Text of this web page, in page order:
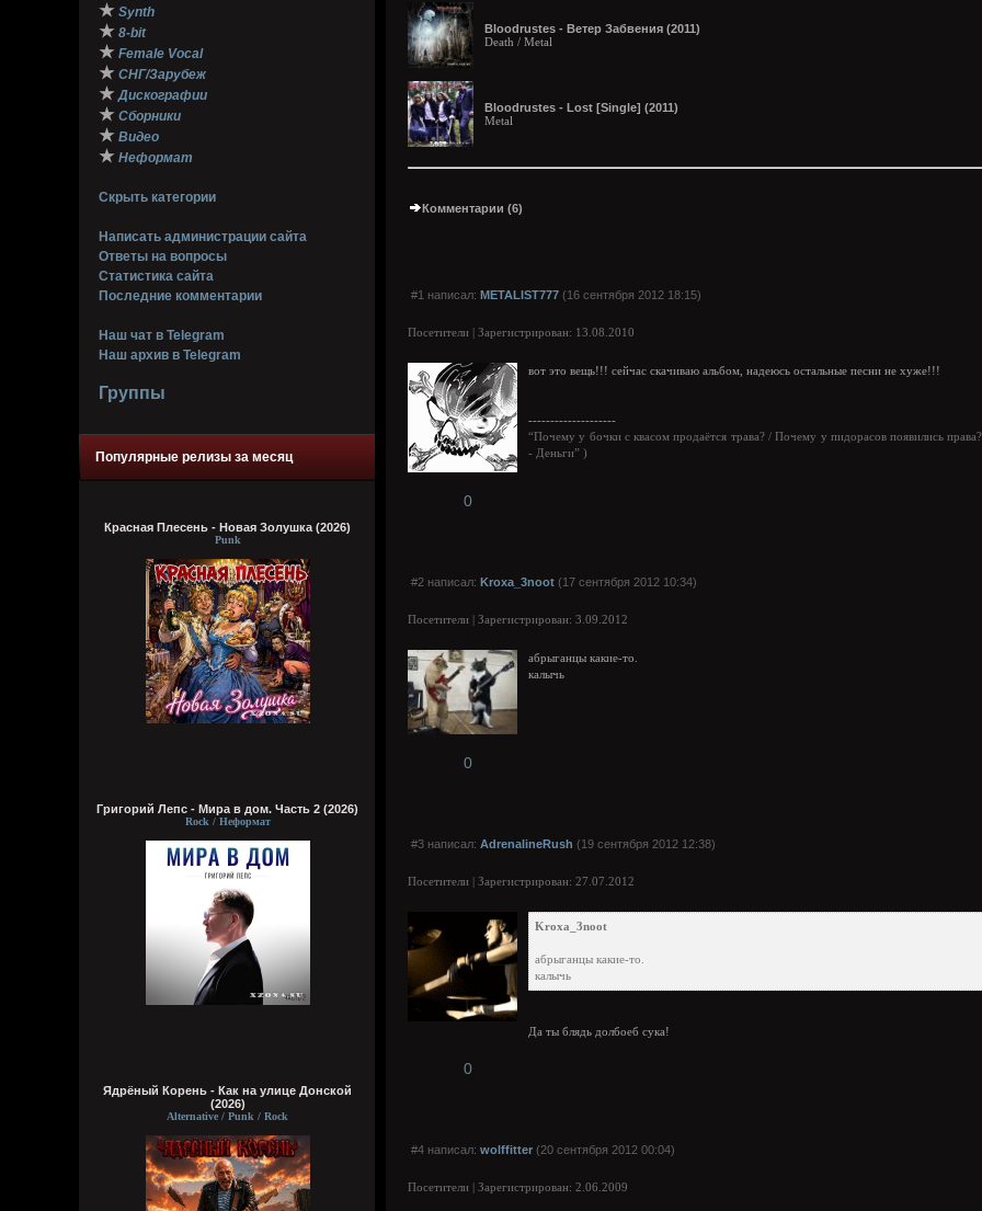
★ Synth
★ 8-bit
★ Female Vocal
★ СНГ/Зарубеж
★ Дискографии
★ Сборники
★ Видео
★ Неформат
Скрыть категории
Написать администрации сайта
Ответы на вопросы
Статистика сайта
Последние комментарии
Наш чат в Telegram
Наш архив в Telegram
Группы
Популярные релизы за месяц
Красная Плесень - Новая Золушка (2026)
Punk
Григорий Лепс - Мира в дом. Часть 2 (2026)
Rock / Неформат
Ядрёный Корень - Как на улице Донской
(2026)
Alternative / Punk / Rock
Bloodrustes - Ветер Забвения (2011)
Death / Metal
Bloodrustes - Lost [Single] (2011)
Metal
Комментарии (6)
#1 написал: METALIST777 (16 сентября 2012 18:15)
Посетители | Зарегистрирован: 13.08.2010
вот это вещь!!! сейчас скачиваю альбом, надеюсь остальные песни не хуже!!!
--------------------
“Почему у бочки с квасом продаётся трава? / Почему у пидорасов появились
- Деньги” )
0
#2 написал: Kroxa_3noot (17 сентября 2012 10:34)
Посетители | Зарегистрирован: 3.09.2012
абрыганцы какие-то.
калычь
0
#3 написал: AdrenalineRush (19 сентября 2012 12:38)
Посетители | Зарегистрирован: 27.07.2012
Kroxa_3noot
абрыганцы какие-то.
калычь
Да ты блядь долбоеб сука!
0
#4 написал: wolffitter (20 сентября 2012 00:04)
Посетители | Зарегистрирован: 2.06.2009